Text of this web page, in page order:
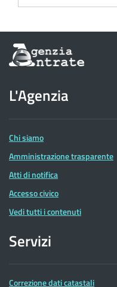
Informazioni
sul
dell'Agenzia
delle
Entrate
L'Agenzia
Chi siamo
Amministrazione trasparente
Atti di notifica
Accesso civico
Vedi tutti i contenuti
Servizi
Correzione dati catastali